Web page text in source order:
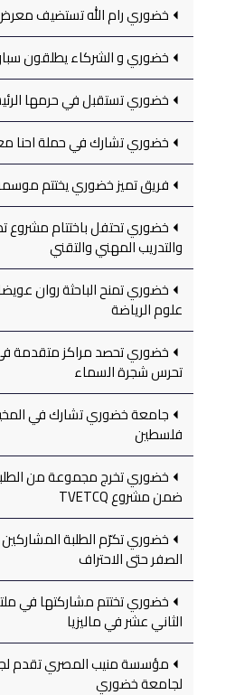
خضوري رام الله تستضيف معرض
خضوري و الشركاء يطلقون
خضوري تستقبل في حرمها
خضوري تشارك في حملة احنا
فريق تميز خضوري يختتم
خضوري تحتفل باختتام مشروع
والتدريب المهني والتقني
خضوري تمنح الباحثة روان
علوم الرياضة
خضوري تحصد مراكز متقدمة
تحرس شجرة السماء
جامعة خضوري تشارك في
فلسطين
خضوري تخرج مجموعة من
ضمن مشروع TVETCQ
خضوري تكرّم الطلبة
الصفر حتى الاحتراف
خضوري تختتم مشاركتها في
الثاني عشر في ماليزيا
مؤسسة منيب المصري تقدم
لجامعة خضوري